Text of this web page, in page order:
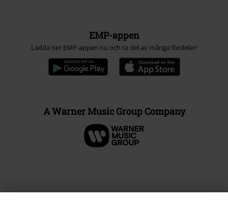
EMP-appen
Ladda ner EMP-appen nu och ta del av många fördelar!
A Warner Music Group Company